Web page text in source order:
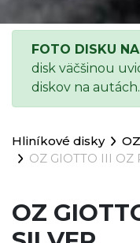
FOTO DISKU
disk väčšinou
diskov na autách.
Hliníkové disky
OZ
OZ GIOTTO III OZ
OZ